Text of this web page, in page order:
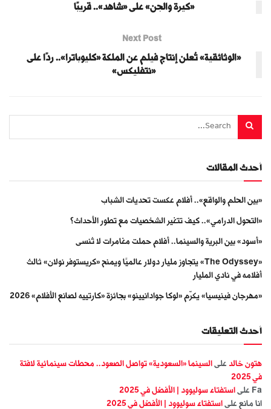
«كيرة والجن» على «شاهد».. قريبًا
Next Post
«الوثائقية» تُعلن إنتاج فيلم عن الملكة «كليوباترا».. ردًا على
«نتفليكس»
أحدث المقالات
«بين الحلم والواقع».. أفلام عكست تحديات الشباب
«التحول الدرامي».. كيف تتغير الشخصيات مع تطور الأحداث؟
«أسود» بين البرية والسينما.. أفلام حملت مغامرات لا تُنسى
«The Odyssey» يتجاوز مليار دولار عالميًا ويمنح «كريستوفر نولان» ثالث
أفلامه في نادي المليار
«مهرجان فينيسيا» يكرّم «لوكا جوادانيينو» بجائزة «كارتييه لصانع الأفلام» 2026
أحدث التعليقات
هتون خالد على السينما «السعودية» تواصل الصعود.. محطات سينمائية لافتة
في 2025
Fa على استفتاء سوليوود | الأفضل في 2025
انا مانع على استفتاء سوليوود | الأفضل في 2025